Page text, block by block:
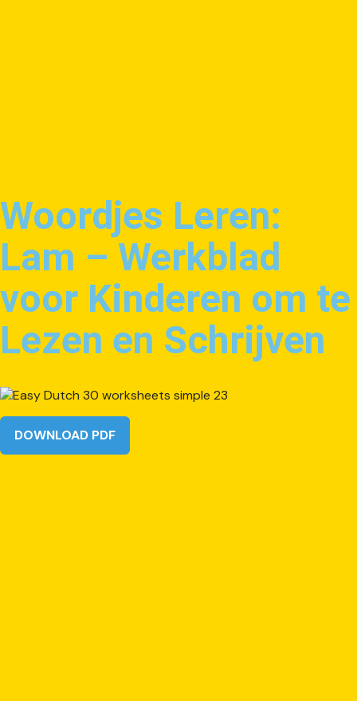
Woordjes Leren:
Lam – Werkblad
voor Kinderen om te
Lezen en Schrijven
DOWNLOAD PDF